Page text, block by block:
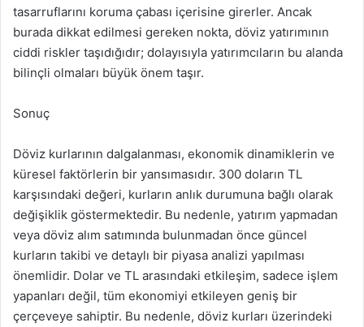
tasarruflarını koruma çabası içerisine girerler. Ancak
burada dikkat edilmesi gereken nokta, döviz yatırımının
ciddi riskler taşıdığıdır; dolayısıyla yatırımcıların bu alanda
bilinçli olmaları büyük önem taşır.
Sonuç
Döviz kurlarının dalgalanması, ekonomik dinamiklerin ve
küresel faktörlerin bir yansımasıdır. 300 doların TL
karşısındaki değeri, kurların anlık durumuna bağlı olarak
değişiklik göstermektedir. Bu nedenle, yatırım yapmadan
veya döviz alım satımında bulunmadan önce güncel
kurların takibi ve detaylı bir piyasa analizi yapılması
önemlidir. Dolar ve TL arasındaki etkileşim, sadece işlem
yapanları değil, tüm ekonomiyi etkileyen geniş bir
çerçeveye sahiptir. Bu nedenle, döviz kurları üzerindeki